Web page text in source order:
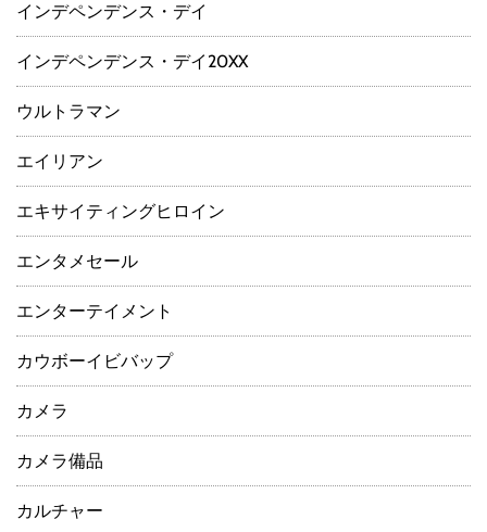
インデペンデンス・デイ
インデペンデンス・デイ20XX
ウルトラマン
エイリアン
エキサイティングヒロイン
エンタメセール
エンターテイメント
カウボーイビバップ
カメラ
カメラ備品
カルチャー